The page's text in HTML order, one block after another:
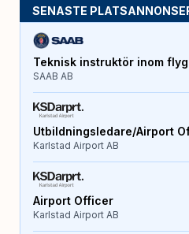
SENASTE
Teknisk instruktör inom
SAAB AB
Utbildningsledare/Airport
Karlstad Airport AB
Airport Officer
Karlstad Airport AB